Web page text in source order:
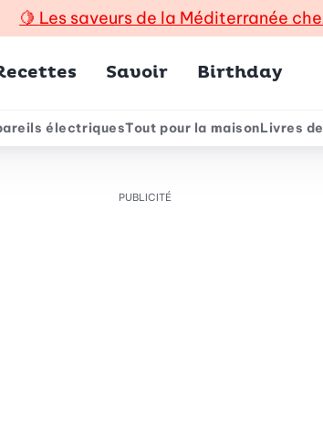
🍋 Les saveurs de la Méditerranée
Savoir Birthday
électriquesTout pour la maisonLivres
PUBLICITÉ